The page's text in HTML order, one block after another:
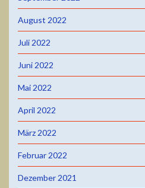
August 2022
Juli 2022
Juni 2022
Mai 2022
April 2022
März 2022
Februar 2022
Dezember 2021